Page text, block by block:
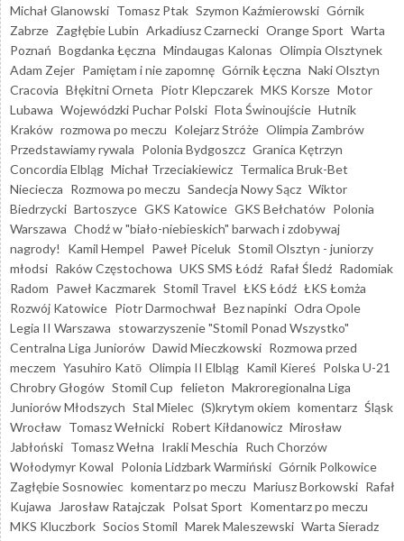
Michał Glanowski Tomasz Ptak Szymon Kaźmierowski Górnik
Zabrze Zagłębie Lubin Arkadiusz Czarnecki Orange Sport Warta
Poznań Bogdanka Łęczna Mindaugas Kalonas Olimpia Olsztynek
Adam Zejer Pamiętam i nie zapomnę Górnik Łęczna Naki Olsztyn
Cracovia Błękitni Orneta Piotr Klepczarek MKS Korsze Motor
Lubawa Wojewódzki Puchar Polski Flota Świnoujście Hutnik
Kraków rozmowa po meczu Kolejarz Stróże Olimpia Zambrów
Przedstawiamy rywala Polonia Bydgoszcz Granica Kętrzyn
Concordia Elbląg Michał Trzeciakiewicz Termalica Bruk-Bet
Nieciecza Rozmowa po meczu Sandecja Nowy Sącz Wiktor
Biedrzycki Bartoszyce GKS Katowice GKS Bełchatów Polonia
Warszawa Chodź w "biało-niebieskich" barwach i zdobywaj
nagrody!
Kamil Hempel Paweł Piceluk Stomil Olsztyn - juniorzy
młodsi Raków Częstochowa UKS SMS Łódź Rafał Śledź Radomiak
Radom Paweł Kaczmarek Stomil Travel ŁKS Łódź ŁKS Łomża
Rozwój Katowice Piotr Darmochwał Bez napinki Odra Opole
Legia II Warszawa stowarzyszenie "Stomil Ponad Wszystko"
Centralna Liga Juniorów Dawid Mieczkowski Rozmowa przed
meczem Yasuhiro Katō Olimpia II Elbląg Kamil Kiereś Polska U-21
Chrobry Głogów Stomil Cup felieton Makroregionalna Liga
Juniorów Młodszych Stal Mielec (S)krytym okiem komentarz Śląsk
Wrocław Tomasz Wełnicki Robert Kiłdanowicz Mirosław
Jabłoński Tomasz Wełna Irakli Meschia Ruch Chorzów
Wołodymyr Kowal Polonia Lidzbark Warmiński Górnik Polkowice
Zagłębie Sosnowiec komentarz po meczu Mariusz Borkowski Rafał
Kujawa
Jarosław Ratajczak Polsat Sport Komentarz po meczu
MKS Kluczbork Socios Stomil Marek Maleszewski Warta Sieradz